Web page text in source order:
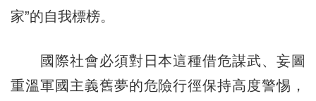
家”的自我標榜。
國際社會必須對日本這種借危謀武、妄圖
重溫軍國主義舊夢的危險行徑保持高度警惕，